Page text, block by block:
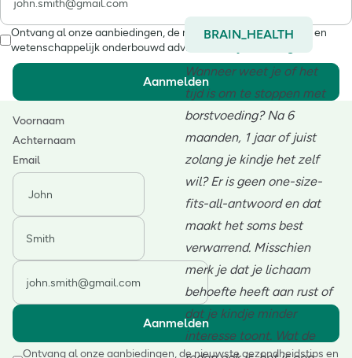
BRAIN_HEALTH
Wanneer weet je of het
tijd is om te stoppen met
borstvoeding? Na 6
maanden, 1 jaar of juist
zolang je kindje het zelf
wil? Er is geen one-size-
fits-all-antwoord en dat
maakt het soms best
verwarrend. Misschien
merk je dat je lichaam
behoefte heeft aan rust of
dat je kindje minder
interesse toont. Wat de
Ontvang al onze aanbiedingen, de nieuwste gezondheidstips en
wetenschappelijk onderbouwd advies.
Aanmelden
Voornaam
Achternaam
Email
Aanmelden
Ontvang al onze aanbiedingen, de nieuwste gezondheidstips en